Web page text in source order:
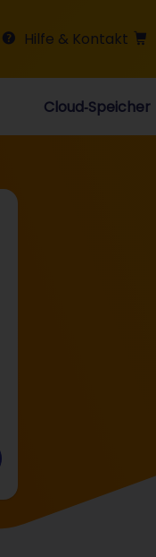
Hilfe & Kontakt
Cloud‑Speicher